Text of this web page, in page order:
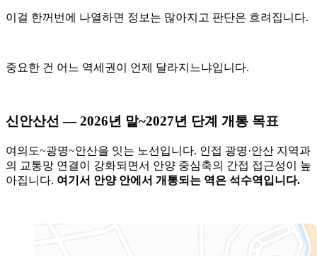
이걸 한꺼번에 나열하면 정보는 많아지고 판단은 흐려집니다.
중요한 건 어느 역세권이 언제 달라지느냐입니다.
신안산선 — 2026년 말~2027년 단계 개통 목표
여의도~광명~안산을 잇는 노선입니다. 인접 광명·안산 지역과
의 교통망 연결이 강화되면서 안양 중심축의 간접 접근성이 높
아집니다. 여기서 안양 안에서 개통되는 역은 석수역입니다.